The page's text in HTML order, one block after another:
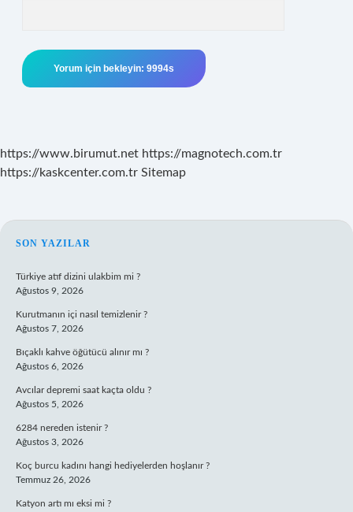
https://www.birumut.net https://magnotech.com.tr
https://kaskcenter.com.tr Sitemap
SIDEBAR
SON YAZILAR
Türkiye atıf dizini ulakbim mi ?
Ağustos 9, 2026
Kurutmanın içi nasıl temizlenir ?
Ağustos 7, 2026
Bıçaklı kahve öğütücü alınır mı ?
Ağustos 6, 2026
Avcılar depremi saat kaçta oldu ?
Ağustos 5, 2026
6284 nereden istenir ?
Ağustos 3, 2026
Koç burcu kadını hangi hediyelerden hoşlanır ?
Temmuz 26, 2026
Katyon artı mı eksi mi ?